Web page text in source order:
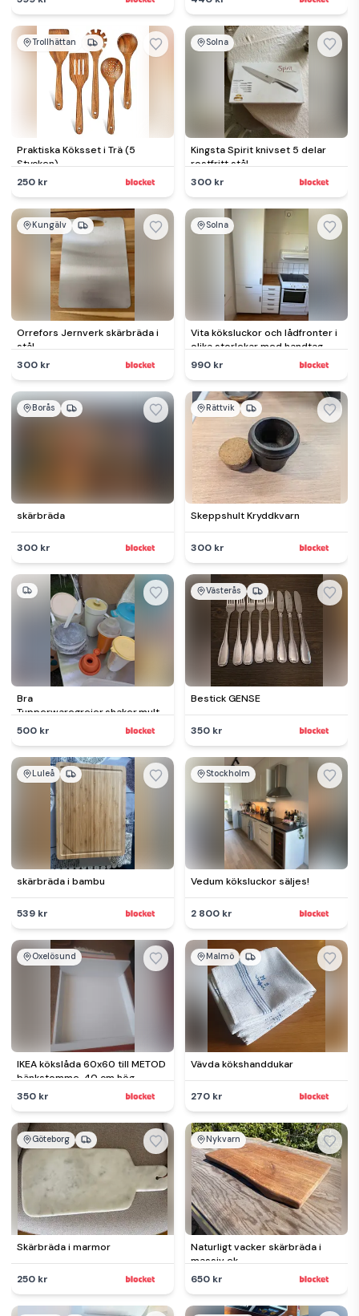
Trollhättan
Praktiska Köksset i Trä (5
Stycken)
250 kr
Solna
Kingsta Spirit knivset 5 delar
rostfritt stål
300 kr
Kungälv
Orrefors Jernverk skärbräda i
stål
300 kr
Solna
Vita köksluckor och lådfronter i
olika storlekar med handtag
och gångjärn
990 kr
Borås
skärbräda
300 kr
Rättvik
Skeppshult Kryddkvarn
300 kr
Bra
Tupperwaregrejer,shaker,multikanna,burkar/allt
500:-
500 kr
Västerås
Bestick GENSE
350 kr
Luleå
skärbräda i bambu
539 kr
Stockholm
Vedum köksluckor säljes!
2 800 kr
Oxelösund
IKEA kökslåda 60x60 till METOD
bänkstomme, 40 cm hög
350 kr
Malmö
Vävda kökshanddukar
270 kr
Göteborg
Skärbräda i marmor
250 kr
Nykvarn
Naturligt vacker skärbräda i
massiv ek
650 kr